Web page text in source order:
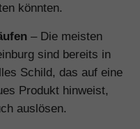
könnten.
– Die meisten
sind bereits in
Schild, das auf eine
Produkt hinweist,
auslösen.